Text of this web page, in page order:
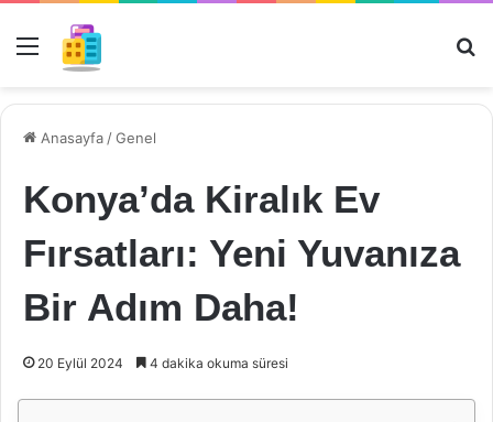
Menü
Anasayfa /Genel
Konya’da Kiralık Ev
Fırsatları: Yeni Yuvanıza
Bir Adım Daha!
20 Eylül 2024 4 dakika okuma süresi